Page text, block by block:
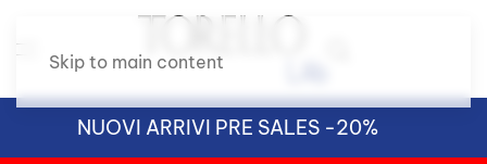
Skip to main content
NUOVI ARRIVI PRE SALES -20%